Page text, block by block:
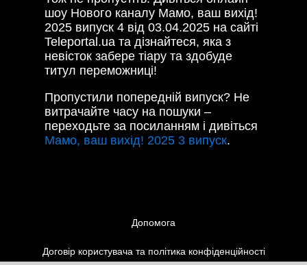
шоу Нового каналу Мамо, ваш вихід!
2025 випуск 4 від 03.04.2025 на сайті
Teleportal.ua та дізнайтеся, яка з
невісток забере тіару та здобуде
титул переможниці!
Пропустили попередній випуск? Не
витрачайте часу на пошуки –
переходьте за посиланням і дивіться
Мамо, ваш вихід! 2025 3 випуск.
Допомога
Договір користувача та політика конфіденційності